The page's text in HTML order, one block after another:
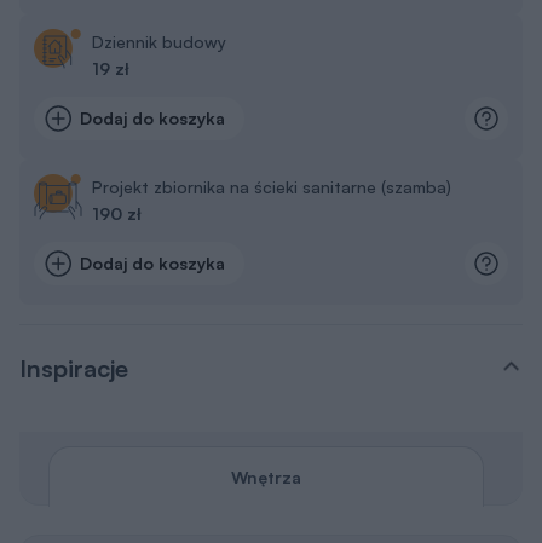
Dziennik budowy
19 zł
Dodaj do koszyka
Projekt zbiornika na ścieki sanitarne (szamba)
190 zł
Dodaj do koszyka
Inspiracje
Wnętrza